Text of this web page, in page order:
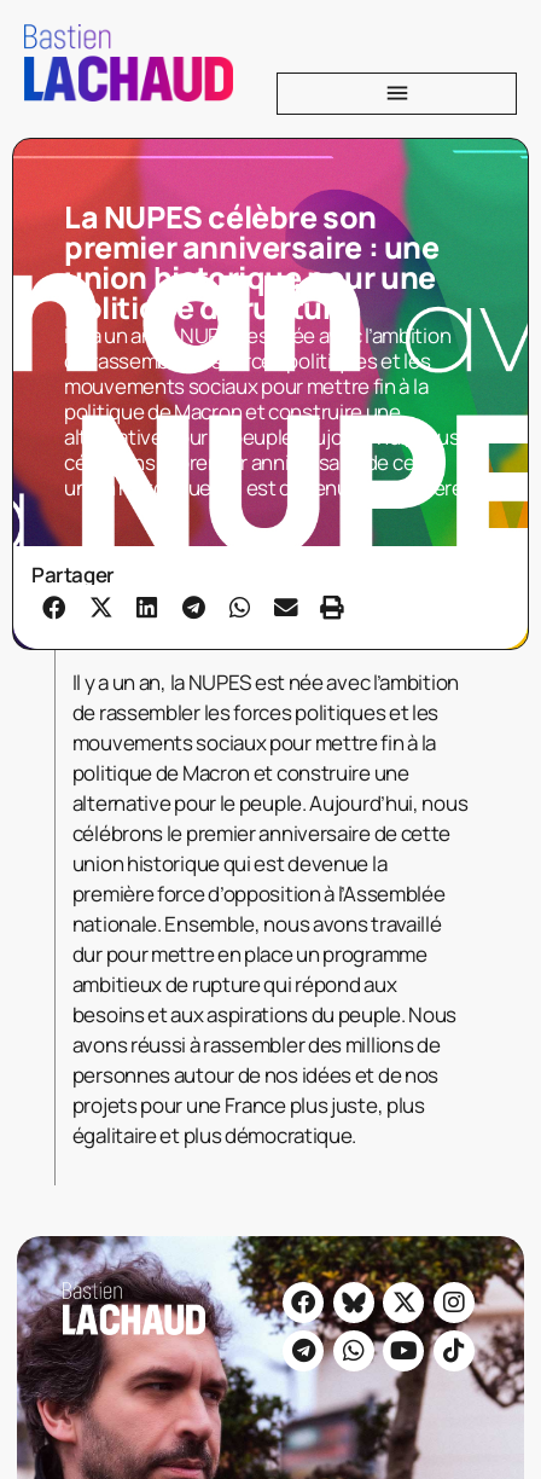
La NUPES célèbre son
premier anniversaire : une
union historique pour une
politique de rupture
Il y a un an, la NUPES est née avec l’ambition
de rassembler les forces politiques et les
mouvements sociaux pour mettre fin à la
politique de Macron et construire une
alternative pour le peuple. Aujourd’hui, nous
célébrons le premier anniversaire de cette
union historique qui est devenue la première
Partager
Il y a un an, la NUPES est née avec l’ambition
de rassembler les forces politiques et les
mouvements sociaux pour mettre fin à la
politique de Macron et construire une
alternative pour le peuple. Aujourd’hui, nous
célébrons le premier anniversaire de cette
union historique qui est devenue la
première force d’opposition à l’Assemblée
nationale. Ensemble, nous avons travaillé
dur pour mettre en place un programme
ambitieux de rupture qui répond aux
besoins et aux aspirations du peuple. Nous
avons réussi à rassembler des millions de
personnes autour de nos idées et de nos
projets pour une France plus juste, plus
égalitaire et plus démocratique.